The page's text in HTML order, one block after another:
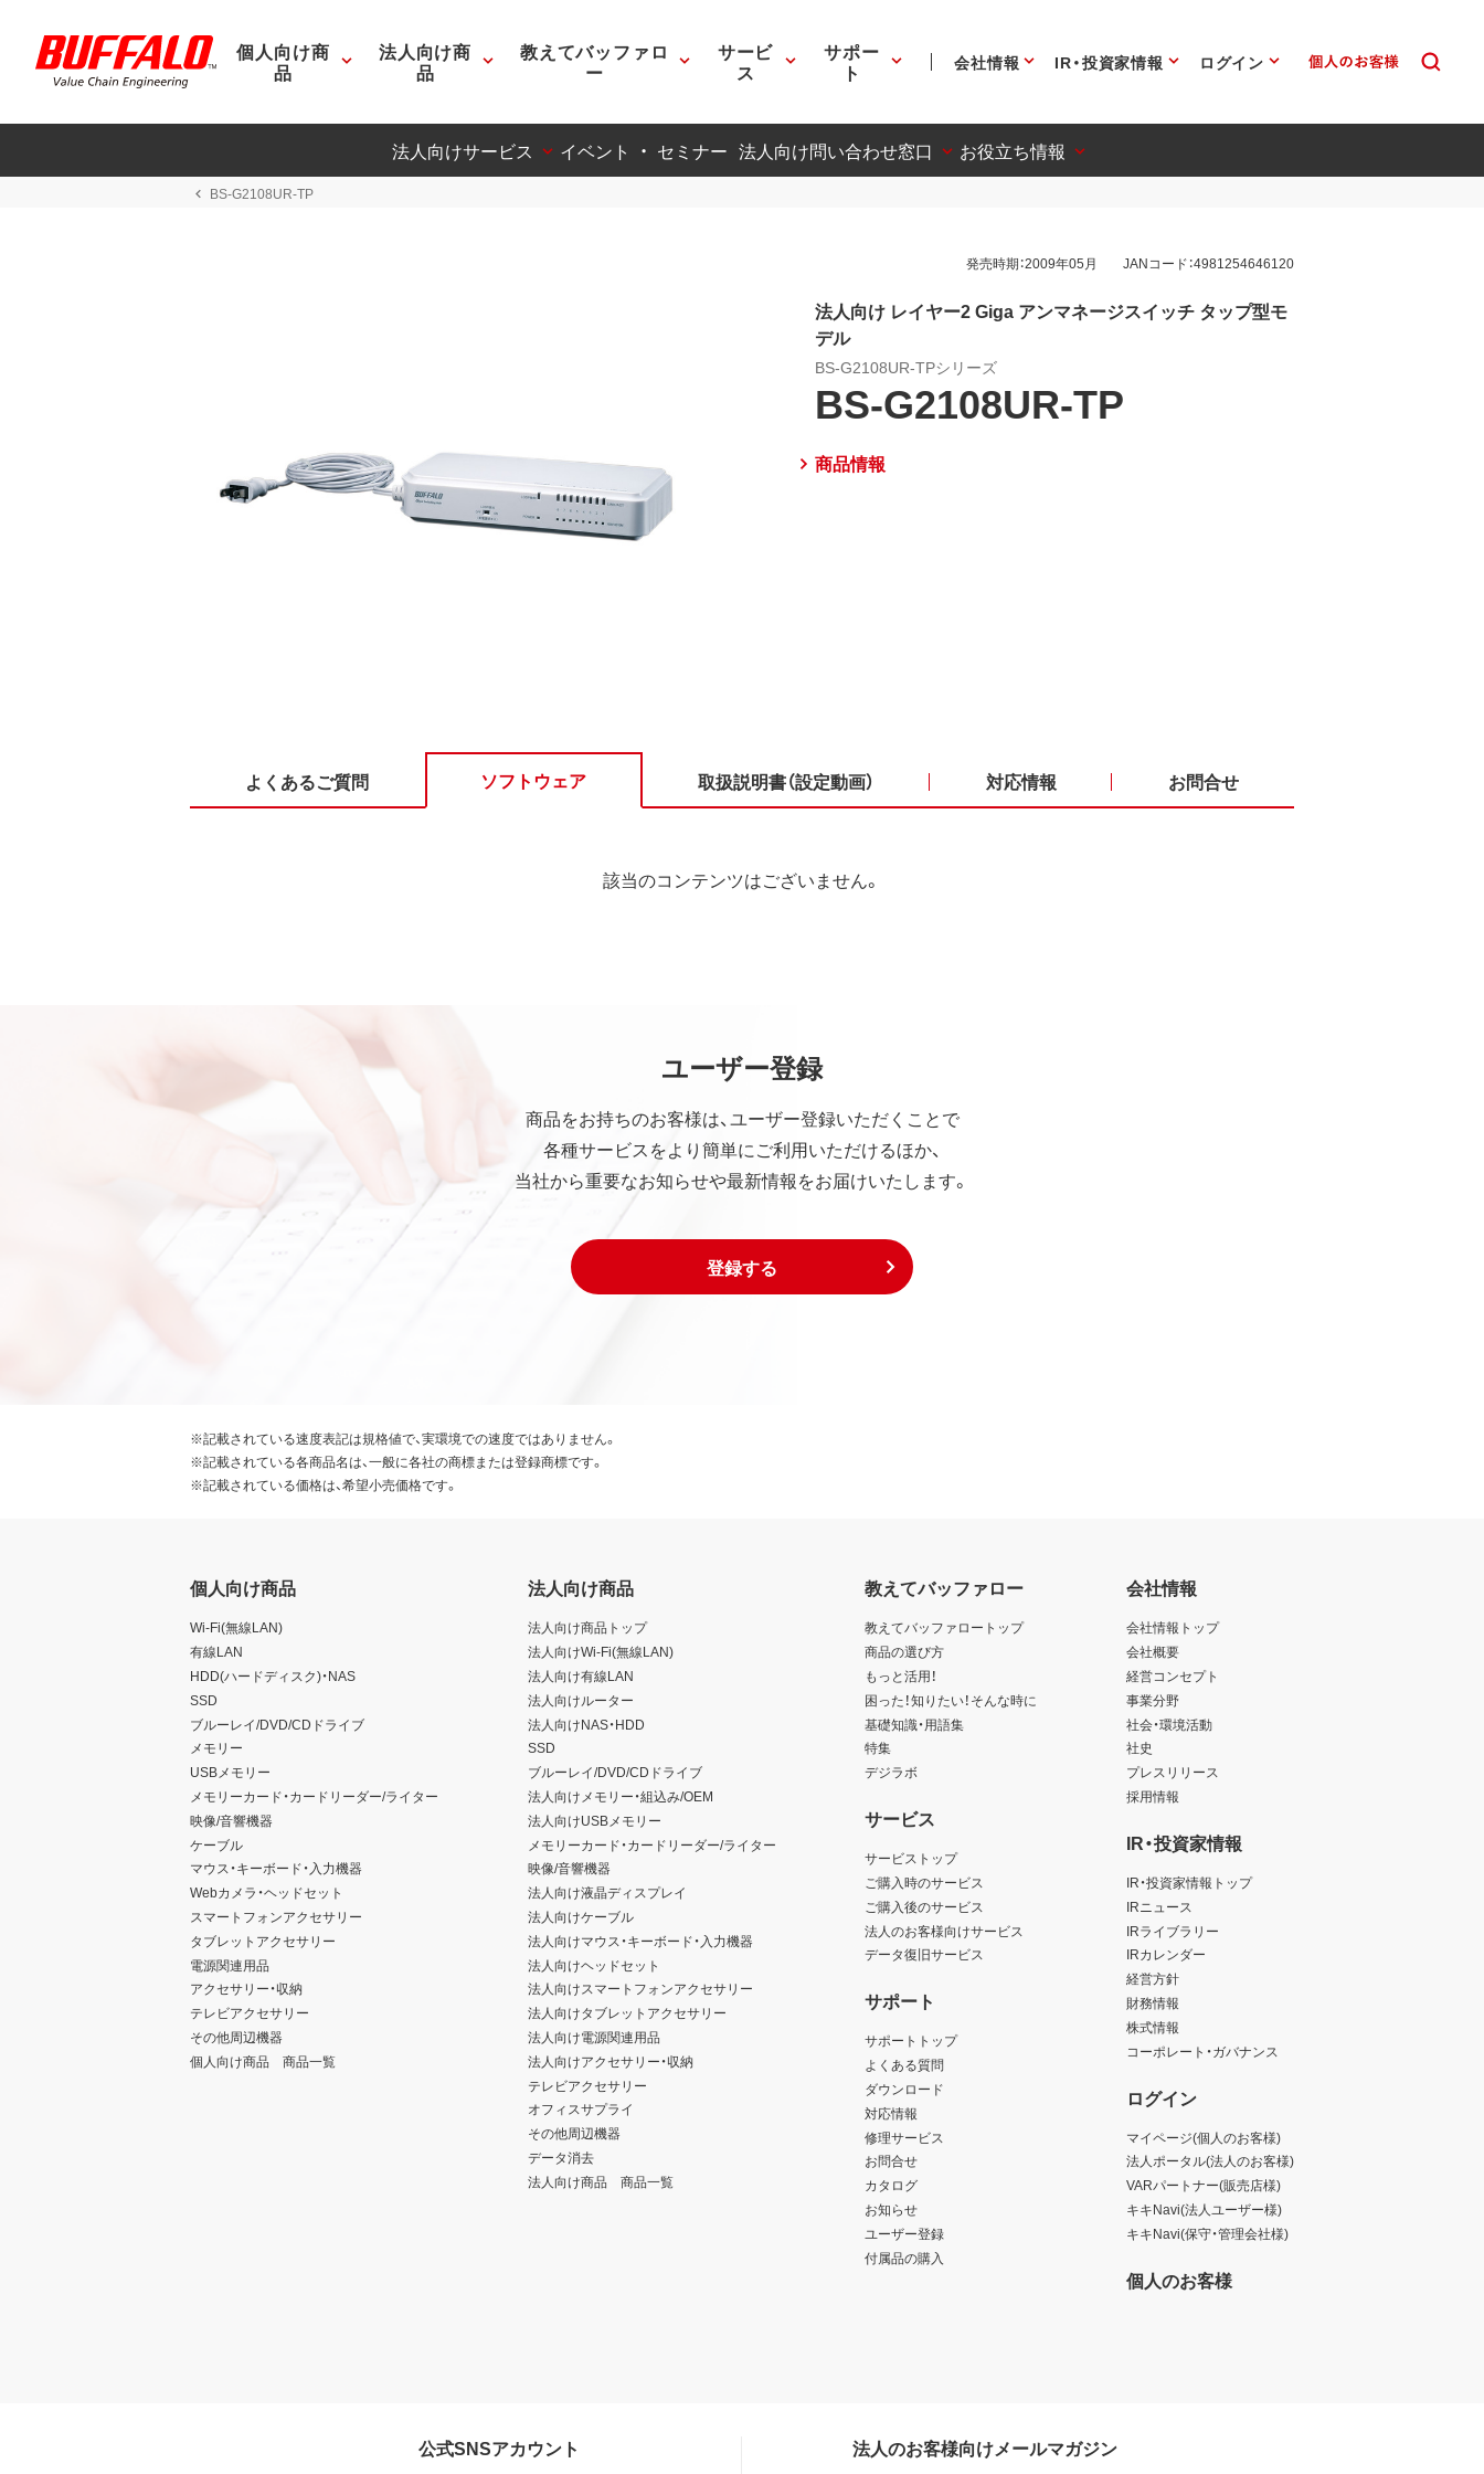
個人向け商
品
法人向け商
品
教えてバッファロ
ー
サービ
ス
サポー
ト 会社情報 IR・投資家情報 ログイン
法人向けサービス イベント ・ セミナー 法人向け問い合わせ窓口 お役立ち情報
BS-G2108UR-TP
発売時期：2009年05月 JANコード：4981254646120
法人向け レイヤー2 Giga アンマネージスイッチ タップ型モ
デル
BS-G2108UR-TPシリーズ
BS-G2108UR-TP
商品情報
よくあるご質問 ソフトウェア 取扱説明書（設定動画） 対応情報 お問合せ
該当のコンテンツはございません。
ユーザー登録
商品をお持ちのお客様は、ユーザー登録いただくことで
各種サービスをより簡単にご利用いただけるほか、
当社から重要なお知らせや最新情報をお届けいたします。
登録する
※記載されている速度表記は規格値で、実環境での速度ではありません。
※記載されている各商品名は、一般に各社の商標または登録商標です。
※記載されている価格は、希望小売価格です。
個人向け商品
Wi-Fi(無線LAN)
有線LAN
HDD(ハードディスク)・NAS
SSD
ブルーレイ/DVD/CDドライブ
メモリー
USBメモリー
メモリーカード・カードリーダー/ライター
映像/音響機器
ケーブル
マウス・キーボード・入力機器
Webカメラ・ヘッドセット
スマートフォンアクセサリー
タブレットアクセサリー
電源関連用品
アクセサリー・収納
テレビアクセサリー
その他周辺機器
個人向け商品 商品一覧
法人向け商品
法人向け商品トップ
法人向けWi-Fi(無線LAN)
法人向け有線LAN
法人向けルーター
法人向けNAS・HDD
SSD
ブルーレイ/DVD/CDドライブ
法人向けメモリー・組込み/OEM
法人向けUSBメモリー
メモリーカード・カードリーダー/ライター
映像/音響機器
法人向け液晶ディスプレイ
法人向けケーブル
法人向けマウス・キーボード・入力機器
法人向けヘッドセット
法人向けスマートフォンアクセサリー
法人向けタブレットアクセサリー
法人向け電源関連用品
法人向けアクセサリー・収納
テレビアクセサリー
オフィスサプライ
その他周辺機器
データ消去
法人向け商品 商品一覧
教えてバッファロー
教えてバッファロートップ
商品の選び方
もっと活用！
困った！知りたい！そんな時に
基礎知識・用語集
特集
デジラボ
サービス
サービストップ
ご購入時のサービス
ご購入後のサービス
法人のお客様向けサービス
データ復旧サービス
サポート
サポートトップ
よくある質問
ダウンロード
対応情報
修理サービス
お問合せ
カタログ
お知らせ
ユーザー登録
付属品の購入
会社情報
会社情報トップ
会社概要
経営コンセプト
事業分野
社会・環境活動
社史
プレスリリース
採用情報
IR・投資家情報
IR・投資家情報トップ
IRニュース
IRライブラリー
IRカレンダー
経営方針
財務情報
株式情報
コーポレート・ガバナンス
ログイン
マイページ(個人のお客様)
法人ポータル(法人のお客様)
VARパートナー(販売店様)
キキNavi(法人ユーザー様)
キキNavi(保守・管理会社様)
個人のお客様
公式SNSアカウント 法人のお客様向けメールマガジン